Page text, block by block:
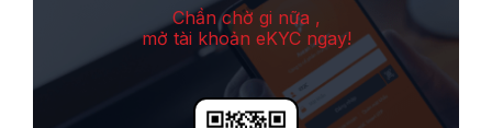
Chần chờ gi nữa ,
mở tài khoản eKYC ngay!